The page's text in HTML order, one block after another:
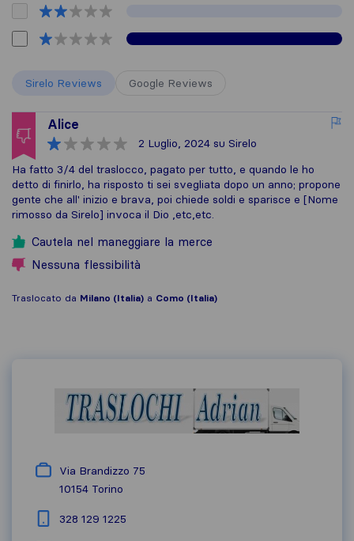
Sirelo Reviews Google Reviews
Alice
2 Luglio, 2024 su Sirelo
Ha fatto 3/4 del traslocco, pagato per tutto, e quando le ho
detto di finirlo, ha risposto ti sei svegliata dopo un anno; propone
gente che all' inizio e brava, poi chiede soldi e sparisce e [Nome
rimosso da Sirelo] invoca il Dio ,etc,etc.
Cautela nel maneggiare la merce
Nessuna flessibilità
Traslocato da Milano (Italia) a Como (Italia)
Via Brandizzo 75
10154 Torino
328 129 1225